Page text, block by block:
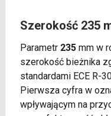
Szerokość 235
Parametr 235mm w
szerokość bieżnika
standardami ECE R-
Pierwsza cyfra w
wpływającym na